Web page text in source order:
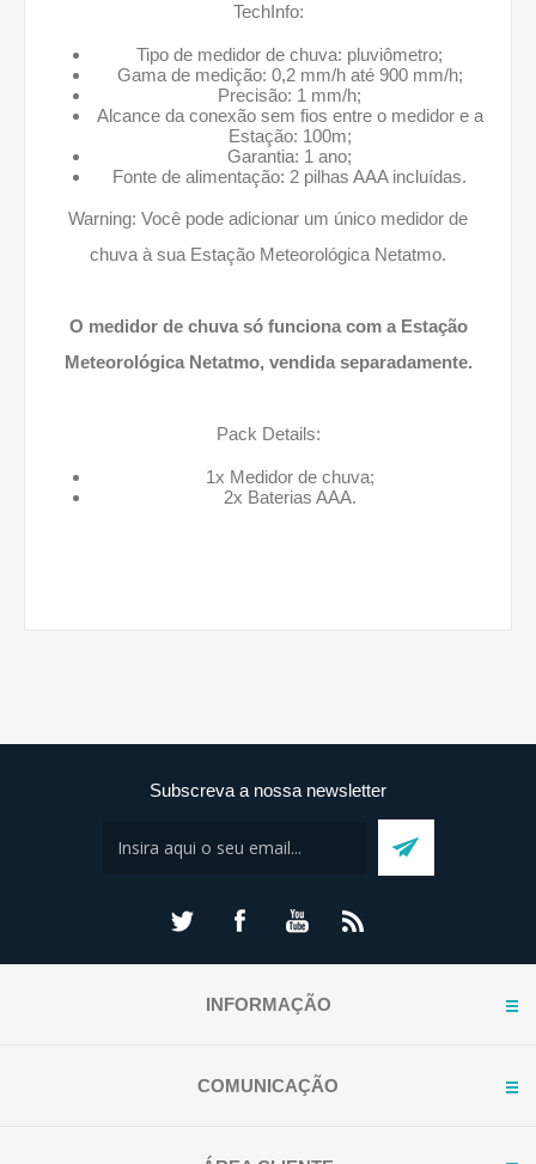
TechInfo:
Tipo de medidor de chuva: pluviômetro;
Gama de medição: 0,2 mm/h até 900 mm/h;
Precisão: 1 mm/h;
Alcance da conexão sem fios entre o medidor e a
Estação: 100m;
Garantia: 1 ano;
Fonte de alimentação: 2 pilhas AAA incluídas.
Warning: Você pode adicionar um único medidor de
chuva à sua Estação Meteorológica Netatmo.
O medidor de chuva só funciona com a Estação
Meteorológica Netatmo, vendida separadamente.
Pack Details:
1x Medidor de chuva;
2x Baterias AAA.
Subscreva a nossa newsletter
INFORMAÇÃO
COMUNICAÇÃO